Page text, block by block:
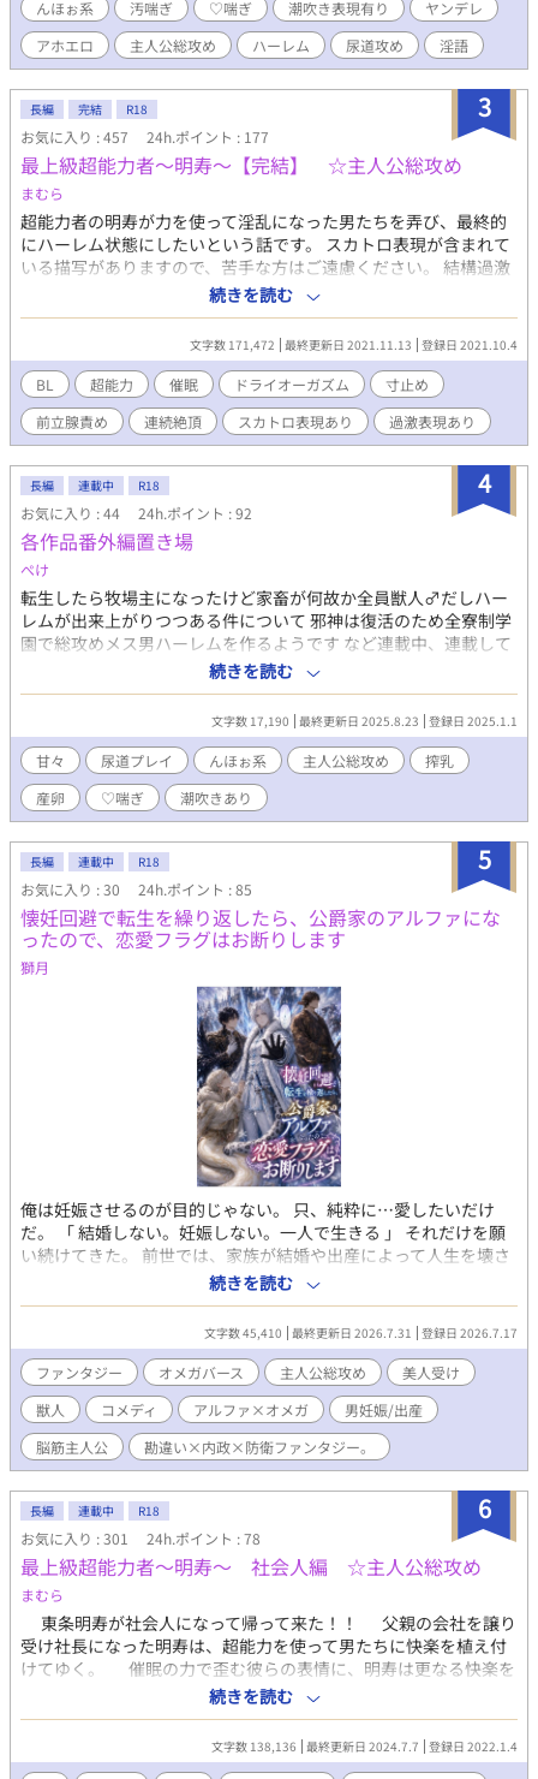
中。 お気軽に感想などもお聞かせください。
んほぉ系 汚喘ぎ ♡喘ぎ 潮吹き表現有り
ヤンデレ
アホエロ
主人公総攻め ハーレム 尿道攻め 淫語
3
長編 完結 R18
お気に入り : 457 24h.ポイント : 177
最上級超能力者～明寿～【完結】 ☆主人公総攻め
まむら
超能力者の明寿が力を使って淫乱になった男たちを弄び、最終的
にハーレム状態にしたいという話です。 スカトロ表現が含まれて
いる描写がありますので、苦手な方はご遠慮ください。 結構過激
な表現がありますが、催眠によって愛に満ち溢れた調教などとに
かく明寿がやりたい放題しています。
続きを読む
文字数 171,472 最終更新日 2021.11.13 登録日 2021.10.4
BL 超能力 催眠 ドライオーガズム
寸止め
前立腺責め
連続絶頂 スカトロ表現あり 過激表現あり
4
長編 連載中 R18
お気に入り : 44 24h.ポイント : 92
各作品番外編置き場
ぺけ
転生したら牧場主になったけど家畜が何故か全員獣人♂だしハー
レムが出来上がりつつある件について 邪神は復活のため全寮制学
園で総攻めメス男ハーレムを作るようです など連載中、連載して
いた作品の番外編やツイッター(旧X)に掲載したSSをこちらに掲載
します
続きを読む
文字数 17,190 最終更新日 2025.8.23 登録日 2025.1.1
甘々 尿道プレイ んほぉ系 主人公総攻め
搾乳
産卵
♡喘ぎ 潮吹きあり
5
長編 連載中 R18
お気に入り : 30 24h.ポイント : 85
懐妊回避で転生を繰り返したら、公爵家のアルファにな
ったので、恋愛フラグはお断りします
獅月
俺は妊娠させるのが目的じゃない。 只、純粋に…愛したいだけ
だ。 「 結婚しない。妊娠しない。一人で生きる 」 それだけを願
い続けてきた。 前世では、家族が結婚や出産によって人生を壊さ
れる姿を見て育ち、 転生してからも「世継ぎを残せ」と迫られる
たびに、 自ら命を絶ってきた。 そして何度目かの転生で辿り着い
たのは、イケメンしかいないBL世界らしき帝国。 北方国境を守る
公爵家の長男、ユキヒョウ族のアルファ。 ヴァンデ・クリュエ
ル・イルビスとして、 新たな人生を歩むことになる。 「今度こそ
恋愛とも結婚とも無縁に生きる。」 そのために王都を離れ、北方
へ籠もったはずだった。 ところが気付けば、 元魔王を配下にし、
魔物資源の供給網を築き、 帝国最強の防衛線を完成させ、 北方は
一大拠点へと発展。 本人は恋愛フラグを避けることしか考えてい
の伯爵家の黒鳥の青年、 共和国の王子、倭国の武人、そして元魔
王までもが、なぜか彼の周囲へ集まり始める。 「……まだ筋トレ
が足りないのか？」 本人だけが勘違いしたまま、 恋愛イベントを
全力で回避し続ける冷酷伯爵（と言われている）の、 勘違い防
衛・開拓ファンタジー。
続きを読む
文字数 45,410 最終更新日 2026.7.31 登録日 2026.7.17
ファンタジー オメガバース 主人公総攻め
美人受け
獣人
コメディ アルファ×オメガ
男妊娠/出産
脳筋主人公
勘違い×内政×防衛ファンタジー。
6
長編 連載中 R18
お気に入り : 301 24h.ポイント : 78
最上級超能力者～明寿～ 社会人編 ☆主人公総攻め
まむら
東条明寿が社会人になって帰って来た！！ 父親の会社を譲り
受け社長になった明寿は、超能力を使って男たちに快楽を植え付
けてゆく。 催眠の力で歪む彼らの表情に、明寿は更なる快楽を
植え付けてゆくのだった。 ※前回同様、過激描写満載で
す。 過激な表現が含まれているため、苦手な方はご遠慮くださ
続きを読む
文字数 138,136 最終更新日 2024.7.7 登録日 2022.1.4